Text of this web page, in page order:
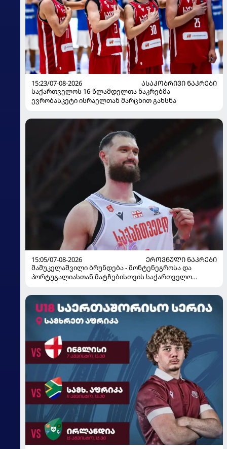
15:23/07-08-2026
ᲐᲡᲐᲙᲝᲑᲠᲘᲕᲘ ᲜᲐᲙᲠᲔᲑᲘ
საქართველოს 16-წლამდელთა ნაკრებმა
ევრობასკეტი ისრაელთან მარცხით გახსნა
15:05/07-08-2026
ᲔᲠᲝᲕᲜᲣᲚᲘ ᲜᲐᲙᲠᲔᲑᲘ
მამუკელაშვილი ბრუნდება - მონტენეგროსა და
პორტუგალიასთან მატჩებისთვის საქართველო